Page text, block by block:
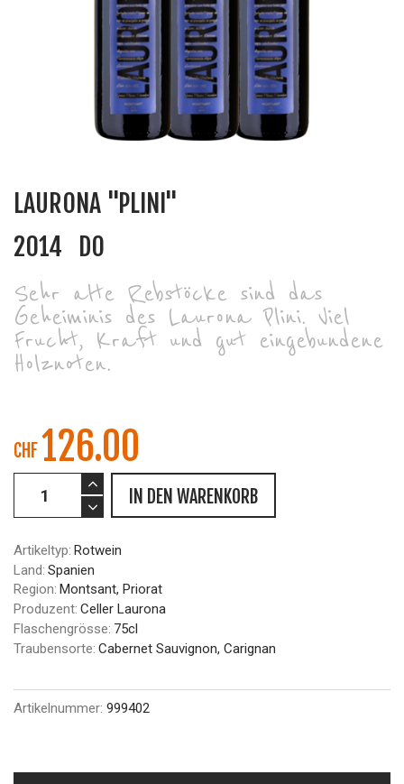
LAURONA "PLINI"
2014
DO
Sehr alte Rebstöcke sind das
Geheiminis des Laurona Plini. Viel
Frucht, Kraft und gut eingebundene
Holznoten.
CHF126.00
IN DEN WARENKORB
Artikeltyp: Rotwein
Land: Spanien
Region: Montsant, Priorat
Produzent: Celler Laurona
Flaschengrösse: 75cl
Traubensorte: Cabernet Sauvignon, Carignan
Artikelnummer: 999402